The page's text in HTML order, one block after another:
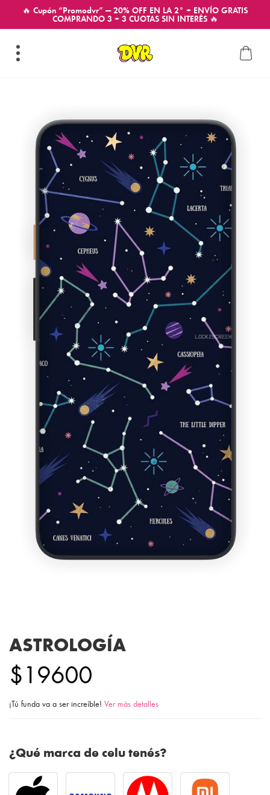
🔥 Cupón “Promodvr” — 20% OFF EN LA 2° + ENVÍO GRATIS
COMPRANDO 3 + 3 CUOTAS SIN INTERÉS 🔥
ASTROLOGÍA
$19600
¡Tú funda va a ser increíble! Ver más detalles
¿Qué marca de celu tenés?